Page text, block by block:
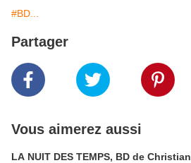
#BD...
Partager
Vous aimerez aussi
LA NUIT DES TEMPS, BD de Christian